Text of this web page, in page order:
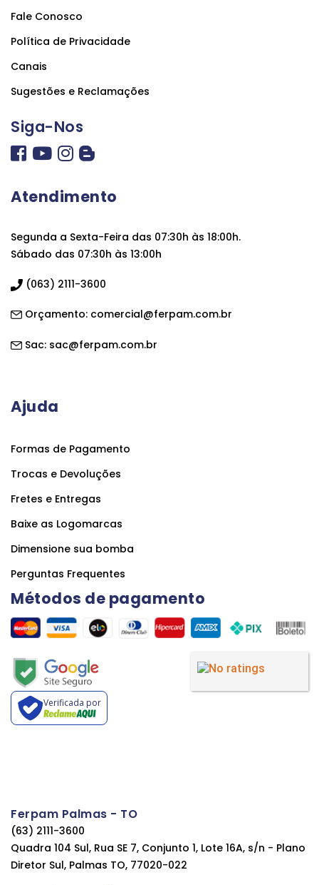
Fale Conosco
Política de Privacidade
Canais
Sugestões e Reclamações
Siga-Nos
Atendimento
Segunda a Sexta-Feira das 07:30h às 18:00h.
Sábado das 07:30h às 13:00h
(063) 2111-3600
Orçamento: comercial@ferpam.com.br
Sac: sac@ferpam.com.br
Ajuda
Formas de Pagamento
Trocas e Devoluções
Fretes e Entregas
Baixe as Logomarcas
Dimensione sua bomba
Perguntas Frequentes
Métodos de pagamento
Verificada por
Ferpam Palmas - TO
(63) 2111-3600
Quadra 104 Sul, Rua SE 7, Conjunto 1, Lote 16A, s/n - Plano
Diretor Sul, Palmas TO, 77020-022